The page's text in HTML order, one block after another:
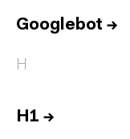
Googlebot →
H
H1 →